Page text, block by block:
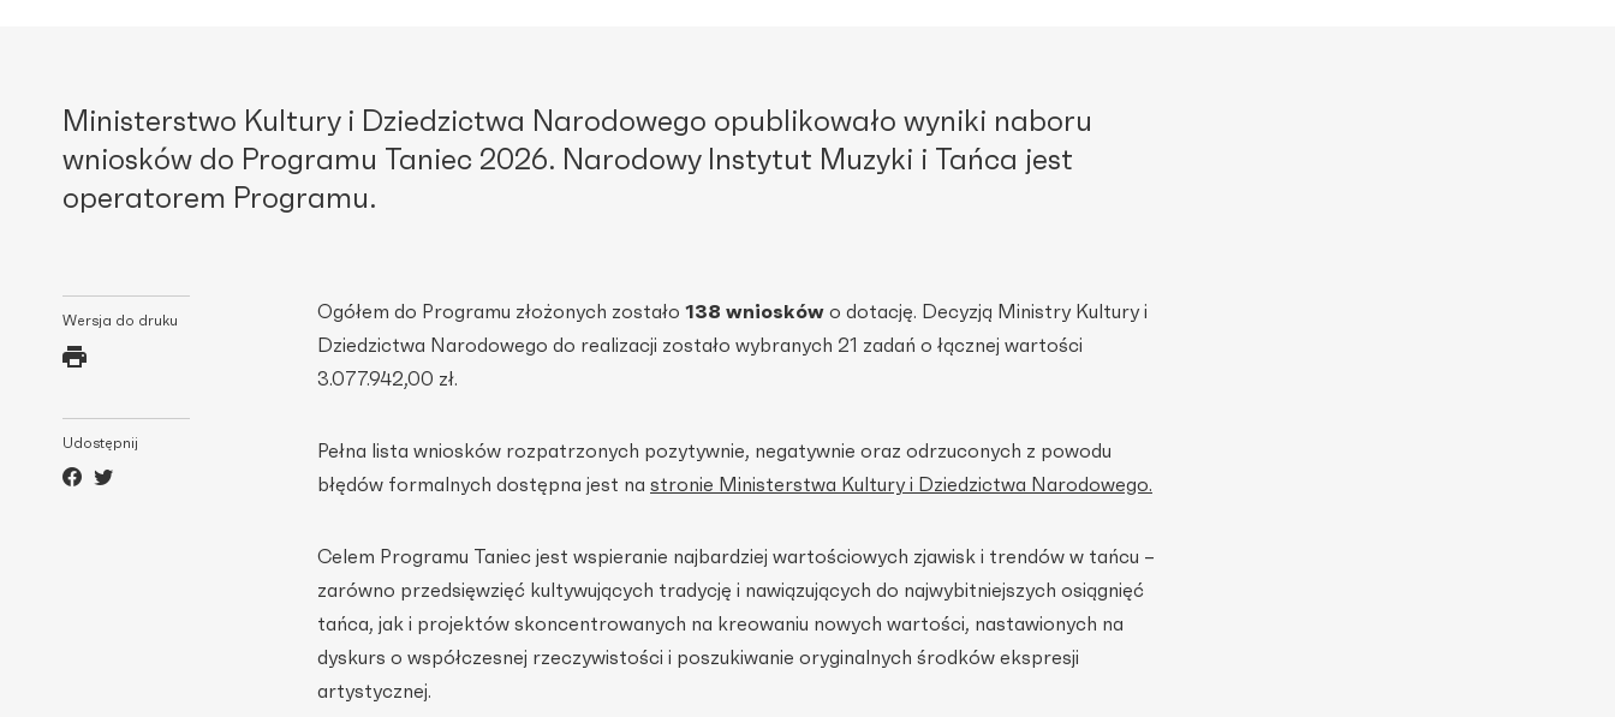
Ministerstwo Kultury i Dziedzictwa Narodowego opublikowało wyniki naboru
wniosków do Programu Taniec 2026. Narodowy Instytut Muzyki i Tańca jest
operatorem Programu.
Wersja do druku
Udostępnij
Ogółem do Programu złożonych zostało 138 wniosków o dotację. Decyzją Ministry Kultury i
Dziedzictwa Narodowego do realizacji zostało wybranych 21 zadań o łącznej wartości
3.077.942,00 zł.
Pełna lista wniosków rozpatrzonych pozytywnie, negatywnie oraz odrzuconych z powodu
błędów formalnych dostępna jest na stronie Ministerstwa Kultury i Dziedzictwa Narodowego.
Celem Programu Taniec jest wspieranie najbardziej wartościowych zjawisk i trendów w tańcu –
zarówno przedsięwzięć kultywujących tradycję i nawiązujących do najwybitniejszych osiągnięć
tańca, jak i projektów skoncentrowanych na kreowaniu nowych wartości, nastawionych na
dyskurs o współczesnej rzeczywistości i poszukiwanie oryginalnych środków ekspresji
artystycznej.